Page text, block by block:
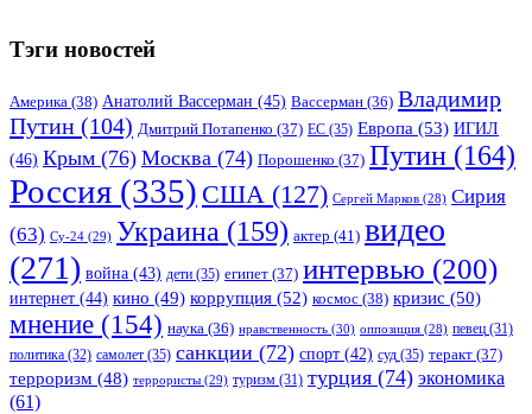
Тэги новостей
Америка (38) Анатолий Вассерман (45) Вассерман (36) Владимир
Путин (104) Дмитрий Потапенко (37) ЕС (35) Европа (53) ИГИЛ
(46) Крым (76) Москва (74) Порошенко (37) Путин (164)
Россия (335) США (127) Сергей Марков (28) Сирия
(63) Су-24 (29) Украина (159) актер (41) видео
(271) война (43) дети (35) египет (37) интервью (200)
интернет (44) кино (49) коррупция (52) космос (38) кризис (50)
мнение (154) наука (36) нравственность (30) оппозиция (28) певец (31)
политика (32) самолет (35) санкции (72) спорт (42) суд (35) теракт (37)
терроризм (48) террористы (29) туризм (31) турция (74) экономика
(61)